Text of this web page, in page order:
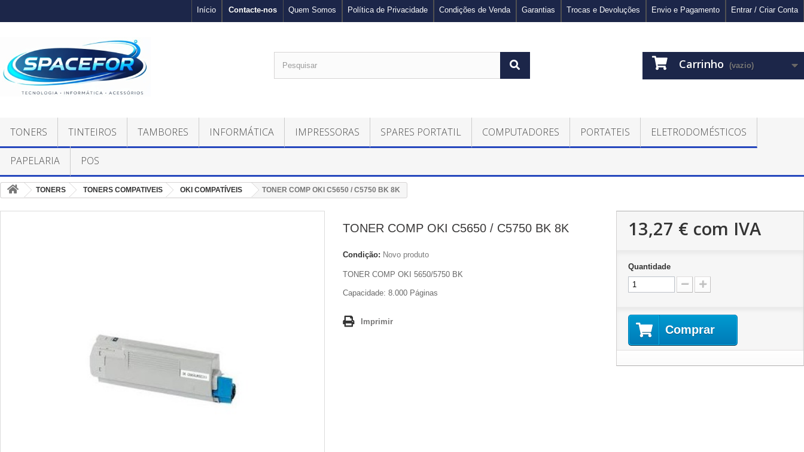
Entrar / Criar Conta
Envio e Pagamento
Trocas e Devoluções
Garantias
Condições de Venda
Política de Privacidade
Quem Somos
Contacte-nos
Início
Carrinho (vazio)
TONERS TINTEIROS TAMBORES INFORMÁTICA IMPRESSORAS SPARES PORTATIL COMPUTADORES PORTATEIS ELETRODOMÉSTICOS
PAPELARIA POS
TONERS TONERS COMPATIVEIS OKI COMPATÍVEIS TONER COMP OKI C5650 / C5750 BK 8K
TONER COMP OKI C5650 / C5750 BK 8K
Condição: Novo produto
TONER COMP OKI 5650/5750 BK
Capacidade: 8.000 Páginas
Imprimir
13,27 € com IVA
Quantidade
Comprar